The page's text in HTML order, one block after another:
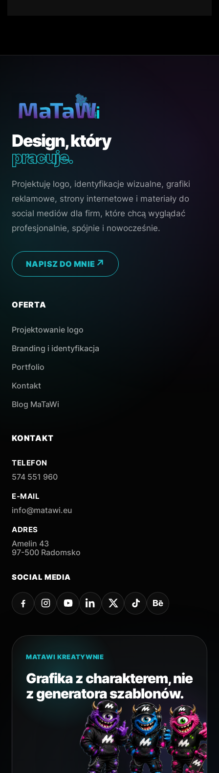
Design, który
pracuje.
Projektuję logo, identyfikacje wizualne, grafiki
reklamowe, strony internetowe i materiały do
social mediów dla firm, które chcą wyglądać
profesjonalnie, spójnie i nowocześnie.
NAPISZ DO MNIE
OFERTA
Projektowanie logo
Branding i identyfikacja
Portfolio
Kontakt
Blog MaTaWi
KONTAKT
TELEFON
574 551 960
E-MAIL
info@matawi.eu
ADRES
Amelin 43
97-500 Radomsko
SOCIAL MEDIA
MATAWI KREATYWNIE
Grafika z charakterem, nie
z generatora szablonów.